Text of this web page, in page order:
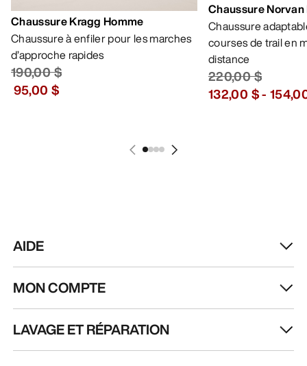
Chaussure Kragg Homme
Chaussure à enfiler pour les marches
d’approche rapides
190,00 $
95,00 $
Chaussure
Chaussure
courses de trail en
distance
220,00 $
132,00 $-
AIDE
MON COMPTE
LAVAGE ET RÉPARATION